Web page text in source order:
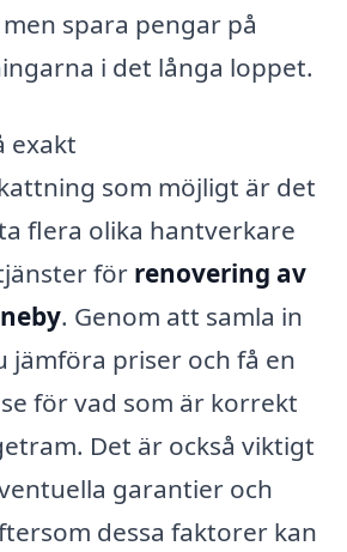
spara pengar på
i det långa loppet.
exakt
som möjligt är det
flera olika hantverkare
för renovering av
. Genom att samla in
jämföra priser och få en
för vad som är korrekt
Det är också viktigt
garantier och
dessa faktorer kan